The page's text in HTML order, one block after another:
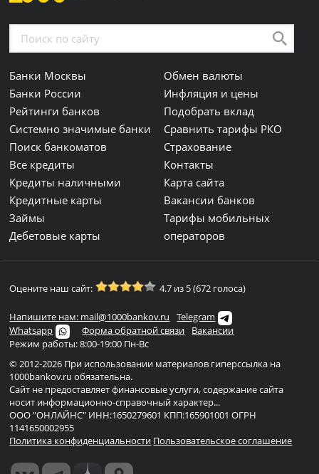
Банки Москвы
Банки России
Рейтинги банков
Системно значимые банки
Поиск банкоматов
Все кредиты
Кредиты наличными
Кредитные карты
Займы
Дебетовые карты
Обмен валюты
Инфляция и цены
Подобрать вклад
Сравнить тарифы РКО
Страхование
Контакты
Карта сайта
Вакансии банков
Тарифы мобильных
операторов
Оцените наш сайт: 4.7 из 5 (672 голоса)
Напишите нам: mail@1000bankov.ru
Telegram
Whatsapp
Форма обратной связи
Вакансии
Режим работы: 8:00-19:00 Пн-Вс
© 2012-2026 При использовании материалов гиперссылка на
1000bankov.ru обязательна.
Сайт не предоставляет финансовые услуги, содержание сайта
носит информационно-справочный характер...
ООО "ОНЛАЙНС" ИНН:1650279601 КПП:165901001 ОГРН
1141650002955
Политика конфиденциальности Пользовательское соглашение